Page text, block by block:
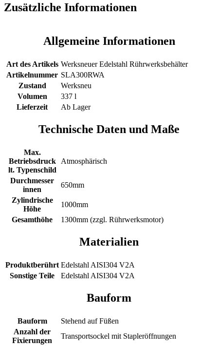
Zusätzliche Informationen
Allgemeine Informationen
Art des Artikels Werksneuer Edelstahl Rührwerksbehälter
Artikelnummer SLA300RWA
Zustand
Werksneu
Volumen
337 l
Lieferzeit
Ab Lager
Technische Daten und Maße
Max.
Betriebsdruck
lt. Typenschild
Atmosphärisch
Durchmesser
innen
650mm
Zylindrische
Höhe
1000mm
Gesamthöhe
1300mm (zzgl. Rührwerksmotor)
Materialien
Produktberührt Edelstahl AISI304 V2A
Sonstige Teile
Edelstahl AISI304 V2A
Bauform
Bauform
Stehend auf Füßen
Anzahl der
Fixierungen
Transportsockel mit Stapleröffnungen